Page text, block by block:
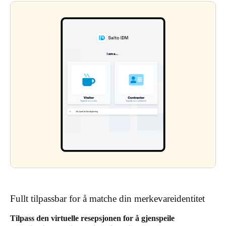
Fullt tilpassbar for å matche din merkevareidentitet
Tilpass den virtuelle resepsjonen for å gjenspeile